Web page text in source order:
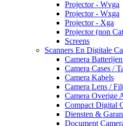
Projector - Wvga
Projector - Wxga
Projector - Xga
Projector (non
Screens
Scanners En Digitale
Camera
Camera Cases /
Camera Kabels
Camera Lens /
Camera Overige
Compact Digital
Diensten &
Document